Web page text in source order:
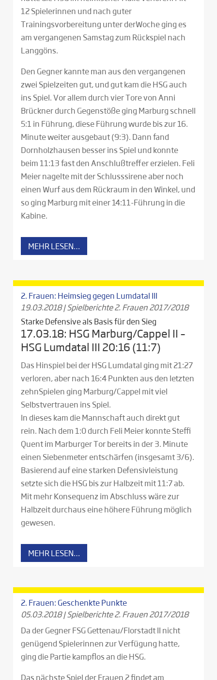
12 Spielerinnen und nach guter
Trainingsvorbereitung unter derWoche ging es
am vergangenen Samstag zum Rückspiel nach
Langgöns.
Den Gegner kannte man aus den vergangenen
zwei Spielzeiten gut, und gut kam die HSG auch
ins Spiel. Vor allem durch vier Tore von Anni
Brückner durch Gegenstöße ging Marburg schnell
5:1 in Führung, diese Führung wurde bis zur 16.
Minute weiter ausgebaut (9:3). Dann fand
Dornholzhausen besser ins Spiel und konnte
beim 11:13 fast den Anschlußtreffer erzielen. Feli
Meier nagelte mit der Schlusssirene aber noch
einen Wurf aus dem Rückraum in den Winkel, und
so ging Marburg mit einer 14:11-Führung in die
Kabine.
MEHR LESEN…
2. Frauen: Heimsieg gegen Lumdatal III
19.03.2018|Spielberichte 2. Frauen 2017/2018
Starke Defensive als Basis für den Sieg
17.03.18: HSG Marburg/Cappel II –
HSG Lumdatal III 20:16 (11:7)
Das Hinspiel bei der HSG Lumdatal ging mit 21:27
verloren, aber nach 16:4 Punkten aus den letzten
zehnSpielen ging Marburg/Cappel mit viel
Selbstvertrauen ins Spiel.
In dieses kam die Mannschaft auch direkt gut
rein. Nach dem 1:0 durch Feli Meier konnte Steffi
Quent im Marburger Tor bereits in der 3. Minute
einen Siebenmeter entschärfen (insgesamt 3/6).
Basierend auf eine starken Defensivleistung
setzte sich die HSG bis zur Halbzeit mit 11:7 ab.
Mit mehr Konsequenz im Abschluss wäre zur
Halbzeit durchaus eine höhere Führung möglich
gewesen.
MEHR LESEN…
2. Frauen: Geschenkte Punkte
05.03.2018|Spielberichte 2. Frauen 2017/2018
Da der Gegner FSG Gettenau/Florstadt II nicht
genügend Spielerinnen zur Verfügung hatte,
ging die Partie kampflos an die HSG.
Das nächste Spiel der Frauen 2 findet am